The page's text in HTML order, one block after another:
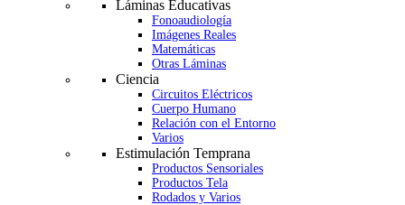
Láminas Educativas
Fonoaudiología
Imágenes Reales
Matemáticas
Otras Láminas
Ciencia
Circuitos Eléctricos
Cuerpo Humano
Relación con el Entorno
Varios
Estimulación Temprana
Productos Sensoriales
Productos Tela
Rodados y Varios